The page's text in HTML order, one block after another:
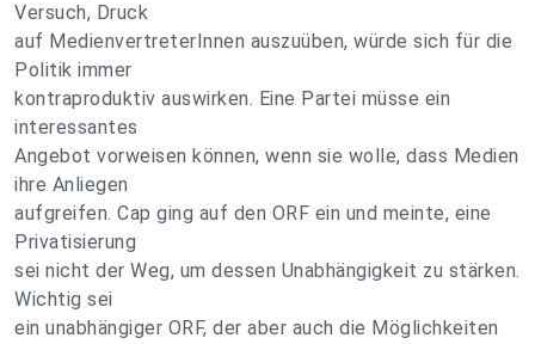
Versuch, Druck
auf MedienvertreterInnen auszuüben, würde sich für die
Politik immer
kontraproduktiv auswirken. Eine Partei müsse ein
interessantes
Angebot vorweisen können, wenn sie wolle, dass Medien
ihre Anliegen
aufgreifen. Cap ging auf den ORF ein und meinte, eine
Privatisierung
sei nicht der Weg, um dessen Unabhängigkeit zu stärken.
Wichtig sei
ein unabhängiger ORF, der aber auch die Möglichkeiten